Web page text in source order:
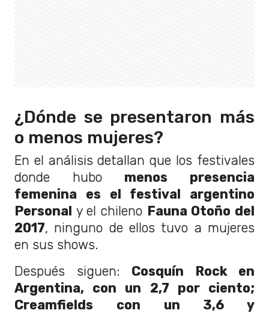
¿Dónde se presentaron más
o menos mujeres?
En el análisis detallan que los festivales
donde hubo menos presencia
femenina es el festival argentino
Personal y el chileno Fauna Otoño del
2017, ninguno de ellos tuvo a mujeres
en sus shows.
Después siguen: Cosquín Rock en
Argentina, con un 2,7 por ciento;
Creamfields con un 3,6 y